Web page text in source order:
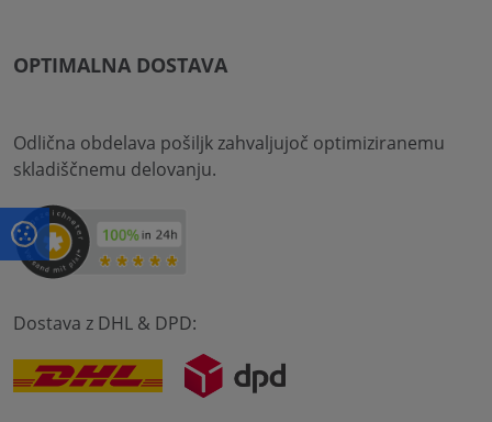
OPTIMALNA DOSTAVA
Odlična obdelava pošiljk zahvaljujoč optimiziranemu
skladiščnemu delovanju.
Dostava z DHL & DPD: